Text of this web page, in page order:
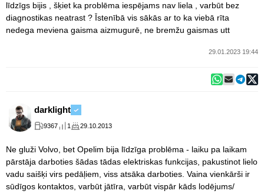
līdzīgs bijis , šķiet ka problēma iespējams nav liela , varbūt bez
diagnostikas neatrast ? Īstenībā vis sākās ar to ka viebā rīta
nedega meviena gaisma aizmugurē, ne bremžu gaismas utt
29.01.2023 19:44
darklight
9367 1 29.10.2013
Ne gluži Volvo, bet Opelim bija līdzīga problēma - laiku pa laikam
pārstāja darboties šādas tādas elektriskas funkcijas, pakustinot lielo
vadu saišķi virs pedāļiem, viss atsāka darboties. Vaina vienkārši ir
sūdīgos kontaktos, varbūt jātīra, varbūt vispār kāds lodējums/